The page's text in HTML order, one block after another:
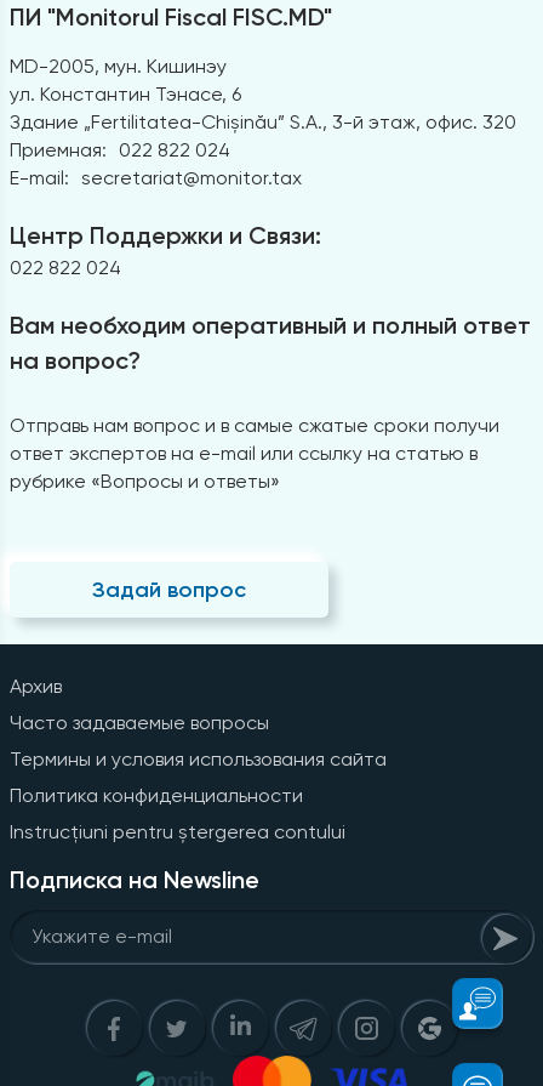
ПИ "Monitorul Fiscal FISC.MD"
MD-2005, мун. Кишинэу
ул. Константин Тэнасе, 6
Здание „Fertilitatea-Chișinău” S.A., 3-й этаж, офис. 320
Приемная:
022 822 024
E-mail: secretariat@monitor.tax
Центр Поддержки и Связи:
022 822 024
Вам необходим оперативный и полный ответ
на вопрос?
Отправь нам вопрос и в самые сжатые сроки получи
ответ экспертов на e-mail или ссылку на статью в
рубрике «Вопросы и ответы»
Задай вопрос
Архив
Часто задаваемые вопросы
Термины и условия использования сайта
Политика конфиденциальности
Instrucțiuni pentru ștergerea contului
Подписка на Newsline